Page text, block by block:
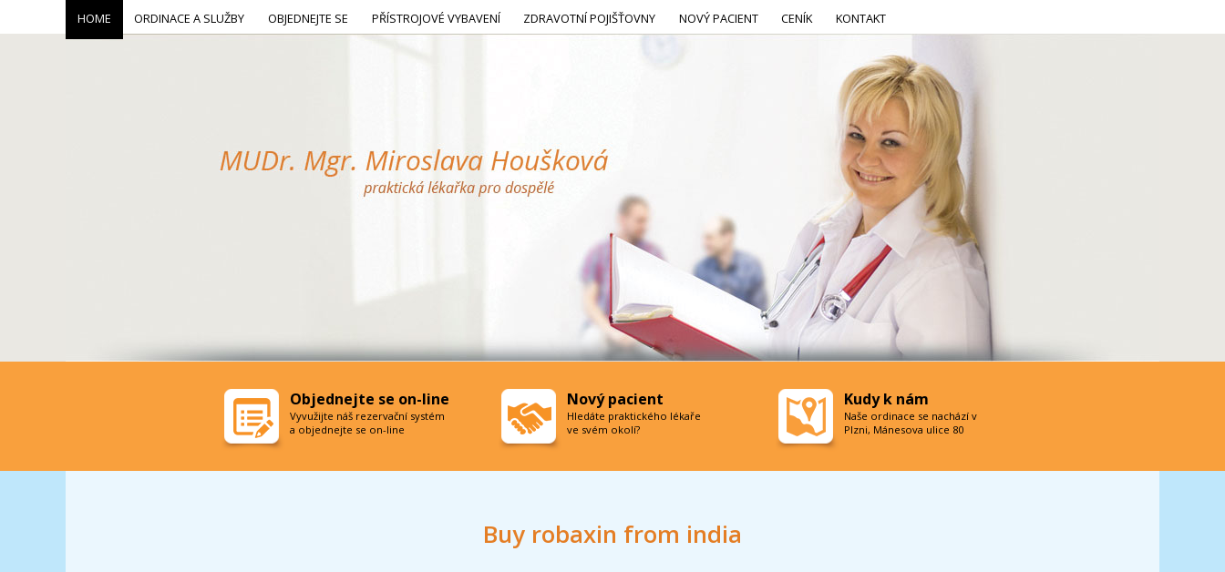
Buy robaxin from india
HOME ORDINACE A SLUŽBY OBJEDNEJTE SE PŘÍSTROJOVÉ VYBAVENÍ ZDRAVOTNÍ POJIŠŤOVNY NOVÝ PACIENT CENÍK KONTAKT
Objednejte se on-line
Vyvužijte náš rezervační systém
a objednejte se on-line
Nový pacient
Hledáte praktického lékaře
ve svém okolí?
Kudy k nám
Naše ordinace se nachází v
Plzni, Mánesova ulice 80